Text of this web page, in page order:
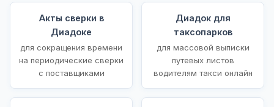
Акты сверки в
Диадоке
для сокращения времени
на периодические сверки
с поставщиками
Диадок для
таксопарков
для массовой выписки
путевых листов
водителям такси онлайн